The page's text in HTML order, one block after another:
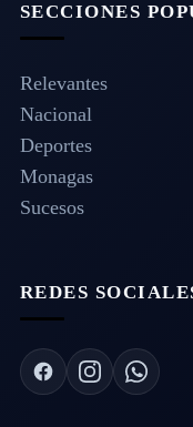
SECCIONES
Relevantes
Nacional
Deportes
Monagas
Sucesos
REDES